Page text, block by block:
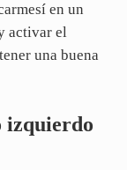
en un
activar el
una buena
izquierdo